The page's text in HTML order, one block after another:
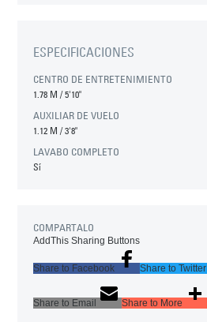
ESPECIFICACIONES
CENTRO DE ENTRETENIMIENTO
1.78 M/5'10"
AUXILIAR DE VUELO
1.12 M/3'8"
LAVABO COMPLETO
Sí
COMPARTALO
AddThis Sharing Buttons
Share to Facebook Share to Twitter
Share to Email Share to More